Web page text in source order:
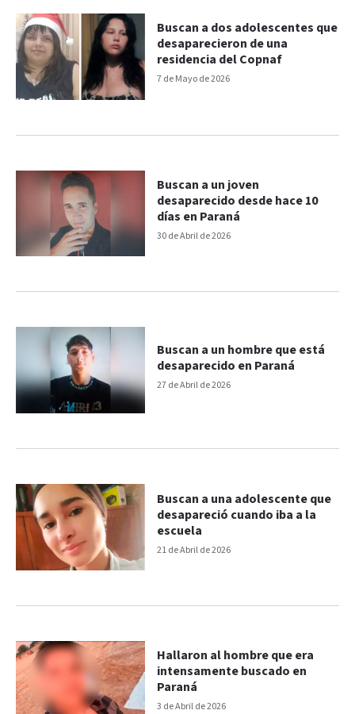
7 de Mayo de 2026
Buscan a dos adolescentes que
desaparecieron de una
residencia del Copnaf
30 de Abril de 2026
Buscan a un joven
desaparecido desde hace 10
días en Paraná
27 de Abril de 2026
Buscan a un hombre que está
desaparecido en Paraná
21 de Abril de 2026
Buscan a una adolescente que
desapareció cuando iba a la
escuela
3 de Abril de 2026
Hallaron al hombre que era
intensamente buscado en
Paraná